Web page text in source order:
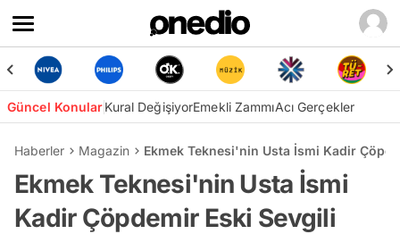
Güncel KonularKural DeğişiyorEmekli ZammıAcı Gerçekler
Haberler Magazin Ekmek Teknesi'nin Usta İsmi Kadir
Ekmek Teknesi'nin Usta İsmi
Kadir Çöpdemir Eski Sevgili